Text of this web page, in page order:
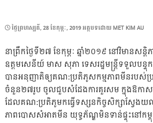
POSTED
ថ្ងៃ​ព្រហស្បតិ៍, 28 ខែ​កុម្ភៈ, 2019អត្ថបទដោយ MET KIM AU
នាព្រឹកថ្ងៃទី​២៧ ខែកុម្ភៈ​ ឆ្នាំ២០១៩ នៅវិមានសន្
ឧត្តមសេនីយ៍ មាស សុភា ទេសរដ្ឋមន្ត្រីទទួលបន្
បានអនុញាតិឲ្យគណ:ប្រតិភូសកម្មភាពមីនរបស់ប្
ចំនួន២៧រូប ចូលជួបសំដែងការគួរសម ក្នុងឱកាស
ដែលគណ:ប្រតិភូមកធ្វើទស្សនកិច្ចសិក្សាស្វែង
ភាពបោសសំអាតមីន យុទ្ធភ័ណ្ឌមិនទាន់ផ្ទុះនៅកម្